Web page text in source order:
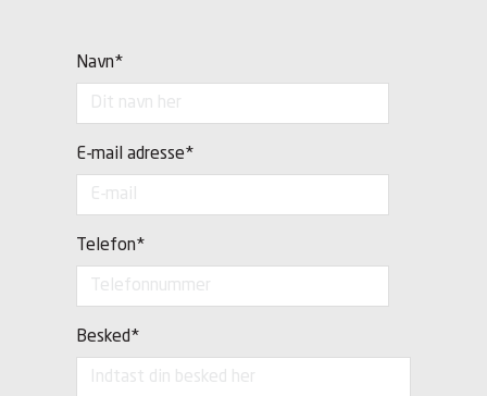
Navn*
E-mail adresse*
Telefon*
Besked*